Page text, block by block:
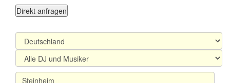
Direkt anfragen